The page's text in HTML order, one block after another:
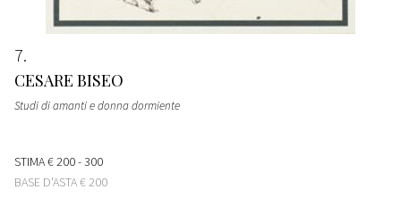
7
CESARE BISEO
Studi di amanti e donna dormiente
STIMA€ 200 - 300
BASE D'ASTA€ 200